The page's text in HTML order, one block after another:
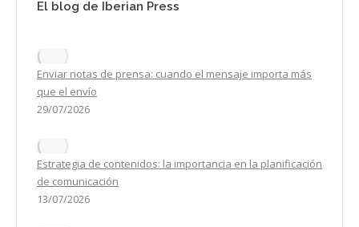
El blog de Iberian Press
Enviar notas de prensa: cuando el mensaje importa más
que el envío
29/07/2026
Estrategia de contenidos: la importancia en la planificación
de comunicación
13/07/2026